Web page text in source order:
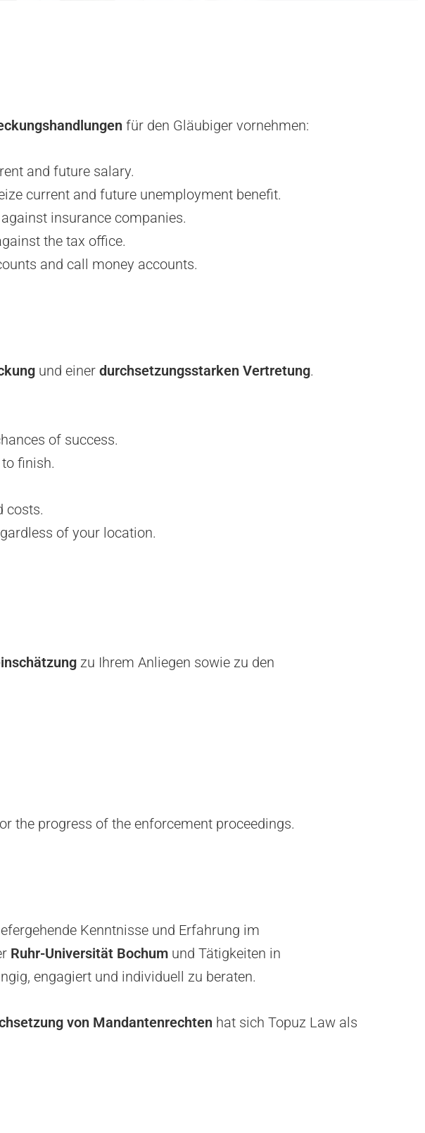
für den Gläubiger vornehmen:
and future salary.
current and future unemployment benefit.
insurance companies.
the tax office.
and call money accounts.
und einer durchsetzungsstarken Vertretung.
of success.
finish.
costs.
of your location.
zu Ihrem Anliegen sowie zu den
the progress of the enforcement proceedings.
Kenntnisse und Erfahrung im
Ruhr-Universität Bochum und Tätigkeiten in
engagiert und individuell zu beraten.
von Mandantenrechten hat sich Topuz Law als